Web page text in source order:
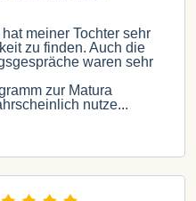
meiner Tochter sehr
zu finden. Auch die
waren sehr
zur Matura
nutze...